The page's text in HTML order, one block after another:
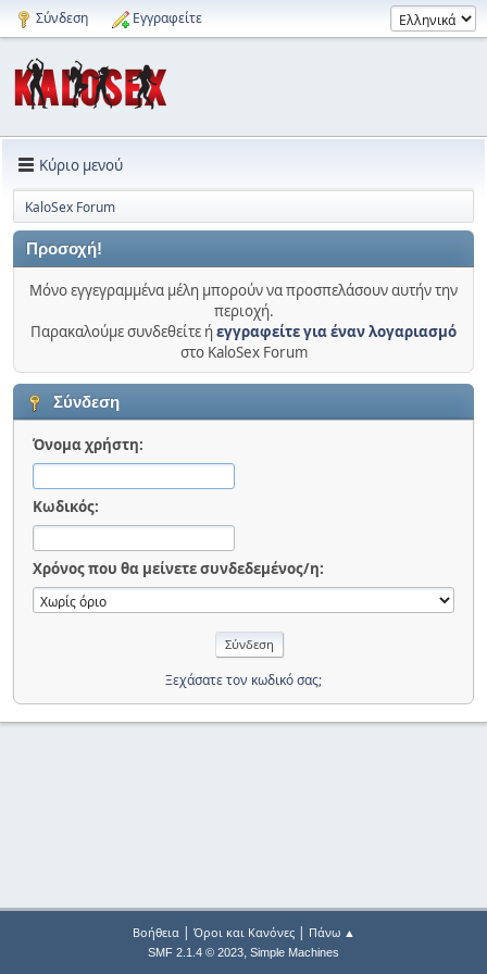
Σύνδεση Εγγραφείτε
Κύριο μενού
KaloSex Forum
Προσοχή!
Μόνο εγγεγραμμένα μέλη μπορούν να προσπελάσουν αυτήν την
περιοχή.
Παρακαλούμε συνδεθείτε ήεγγραφείτε για έναν λογαριασμό
στο KaloSex Forum
Σύνδεση
Όνομα χρήστη:
Κωδικός:
Χρόνος που θα μείνετε συνδεδεμένος/η:
Ξεχάσατε τον κωδικό σας;
Βοήθεια| Όροι και Κανόνες| Πάνω ▲
SMF 2.1.4 © 2023, Simple Machines